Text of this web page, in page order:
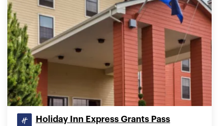
Holiday Inn Express Grants Pass